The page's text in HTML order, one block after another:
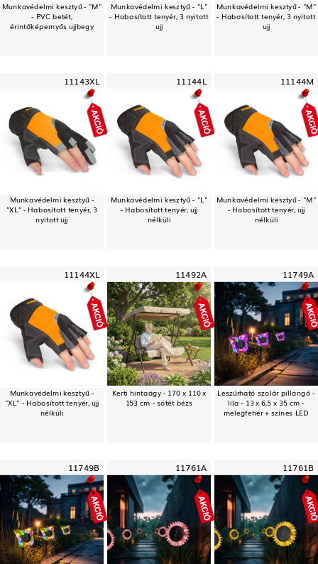
Munkavédelmi kesztyű - "M"
- PVC betét,
érintőképernyős ujjbegy
Munkavédelmi kesztyű - "L"
- Habosított tenyér, 3 nyitott
ujj
Munkavédelmi kesztyű - "M"
- Habosított tenyér, 3 nyitott
ujj
11143XL
Munkavédelmi kesztyű -
"XL" - Habosított tenyér, 3
nyitott ujj
11144L
Munkavédelmi kesztyű - "L"
- Habosított tenyér, ujj
nélküli
11144M
Munkavédelmi kesztyű - "M"
- Habosított tenyér, ujj
nélküli
11144XL
Munkavédelmi kesztyű -
"XL" - Habosított tenyér, ujj
nélküli
11492A
Kerti hintaágy - 170 x 110 x
153 cm - sötét bézs
11749A
Leszúrható szolár pillangó -
lila - 13 x 6,5 x 35 cm -
melegfehér + színes LED
11749B 11761A 11761B